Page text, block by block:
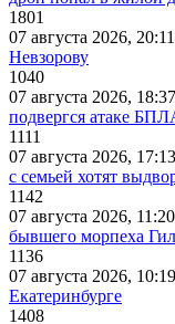
1801
07 августа 2026, 20:11
Невзорову
1040
07 августа 2026, 18:37
подвергся атаке
1111
07 августа 2026, 17:13
с семьей хотят
1142
07 августа 2026, 11:20
бывшего морпеха
1136
07 августа 2026, 10:19
Екатеринбурге
1408